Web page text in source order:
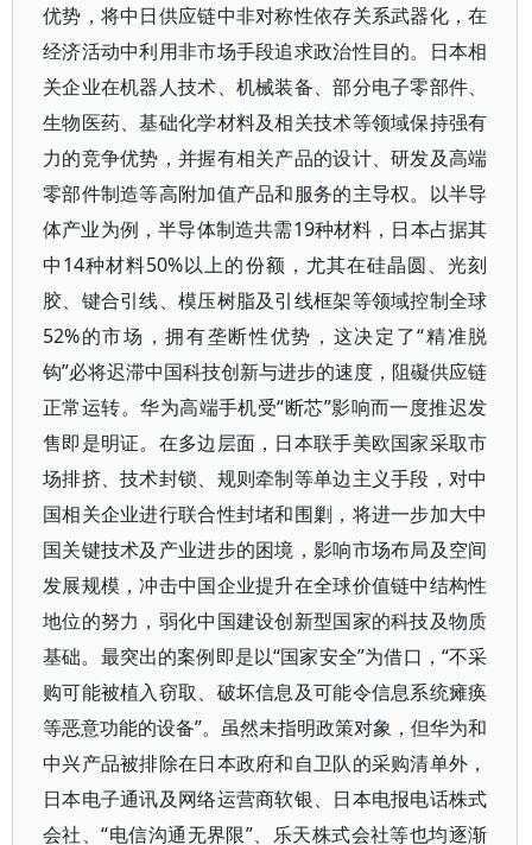
优势，将中日供应链中非对称性依存关系武器化，在
经济活动中利用非市场手段追求政治性目的。日本相
关企业在机器人技术、机械装备、部分电子零部件、
生物医药、基础化学材料及相关技术等领域保持强有
力的竞争优势，并握有相关产品的设计、研发及高端
零部件制造等高附加值产品和服务的主导权。以半导
体产业为例，半导体制造共需19种材料，日本占据其
中14种材料50%以上的份额，尤其在硅晶圆、光刻
胶、键合引线、模压树脂及引线框架等领域控制全球
52%的市场，拥有垄断性优势，这决定了“精准脱
钩”必将迟滞中国科技创新与进步的速度，阻礙供应链
正常运转。华为高端手机受“断芯”影响而一度推迟发
售即是明证。在多边层面，日本联手美欧国家采取市
场排挤、技术封锁、规则牵制等单边主义手段，对中
国相关企业进行联合性封堵和围剿，将进一步加大中
国关键技术及产业进步的困境，影响市场布局及空间
发展规模，冲击中国企业提升在全球价值链中结构性
地位的努力，弱化中国建设创新型国家的科技及物质
基础。最突出的案例即是以“国家安全”为借口，“不采
购可能被植入窃取、破坏信息及可能令信息系统瘫痪
等恶意功能的设备”。虽然未指明政策对象，但华为和
中兴产品被排除在日本政府和自卫队的采购清单外，
日本电子通讯及网络运营商软银、日本电报电话株式
会社、“电信沟通无界限”、乐天株式会社等也均逐渐